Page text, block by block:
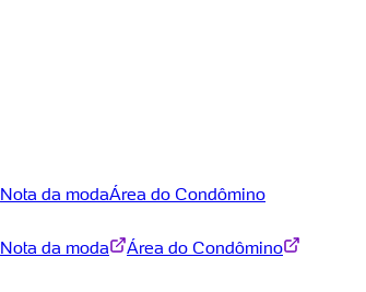
Nota da modaÁrea do Condômino
Nota da moda
Área do Condômino